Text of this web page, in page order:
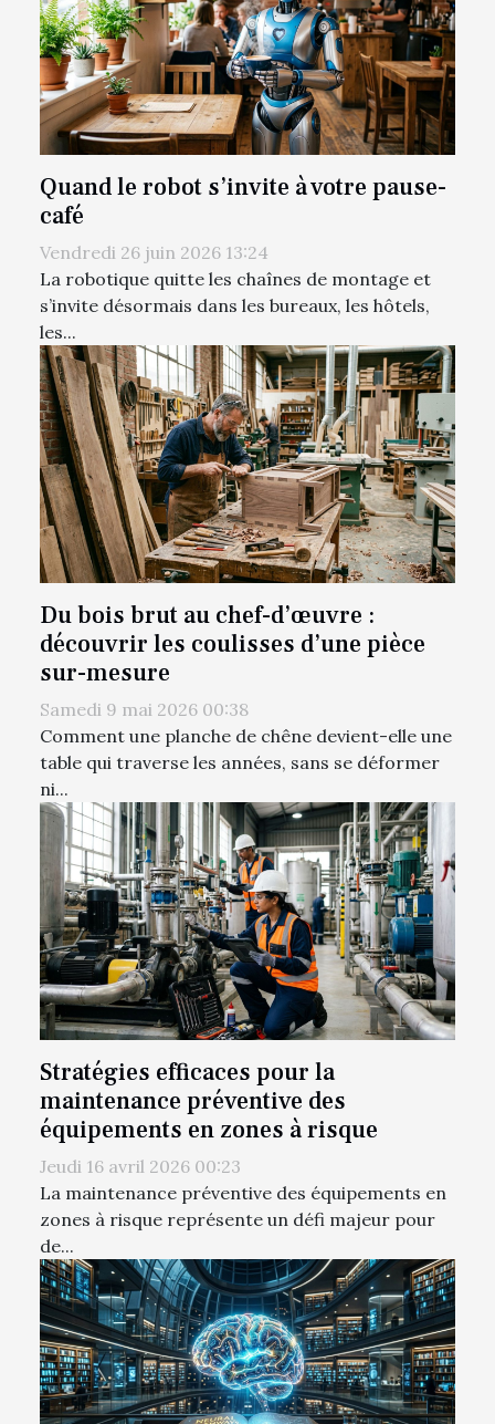
Quand le robot s’invite à votre pause-
café
Vendredi 26 juin 2026 13:24
La robotique quitte les chaînes de montage et
s’invite désormais dans les bureaux, les hôtels,
les...
Du bois brut au chef-d’œuvre :
découvrir les coulisses d’une pièce
sur-mesure
Samedi 9 mai 2026 00:38
Comment une planche de chêne devient-elle une
table qui traverse les années, sans se déformer
ni...
Stratégies efficaces pour la
maintenance préventive des
équipements en zones à risque
Jeudi 16 avril 2026 00:23
La maintenance préventive des équipements en
zones à risque représente un défi majeur pour
de...